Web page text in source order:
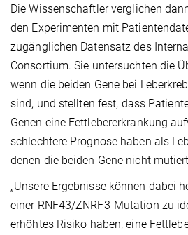
Die Wissenschaftler verglichen
den Experimenten mit
zugänglichen Datensatz des
Consortium. Sie untersuchten die
wenn die beiden Gene bei
sind, und stellten fest, dass
Genen eine Fettlebererkrankung
schlechtere Prognose haben als
denen die beiden Gene nicht
„Unsere Ergebnisse können dabei
einer RNF43/ZNRF3-Mutation zu
erhöhtes Risiko haben, eine